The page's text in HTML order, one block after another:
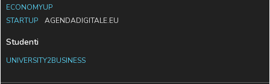
ECONOMYUP
STARTUP
AGENDADIGITALE.EU
Studenti
UNIVERSITY2BUSINESS